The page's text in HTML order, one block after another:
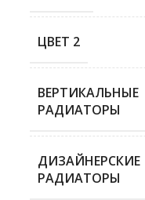
ЦВЕТ 2
ВЕРТИКАЛЬНЫЕ
РАДИАТОРЫ
ДИЗАЙНЕРСКИЕ
РАДИАТОРЫ